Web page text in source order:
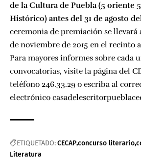
de la Cultura de Puebla (5 oriente
Histórico) antes del 31 de agosto
ceremonia de premiación se llevará
de noviembre de 2015 en el recinto
Para mayores informes sobre cada
convocatorias, visite la página del
teléfono 246.33.29 o escriba al
electrónico
ETIQUETADO:CECAPconcurso literario
Literatura